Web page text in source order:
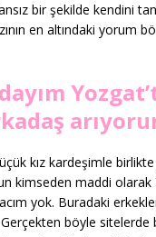
bir şekilde kendini
en altındaki yorum
kız kardeşimle
kimseden maddi olarak
yok. Buradaki
böyle sitelerde